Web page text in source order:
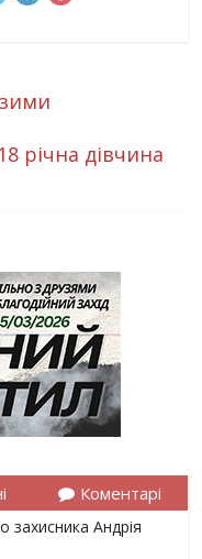
річна дівчина
Коментарі
Андрія